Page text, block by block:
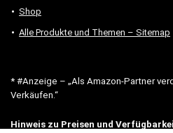
Shop
Alle Produkte und Themen – Sitemap
* #Anzeige – „Als Amazon-Partner
Verkäufen.“
Hinweis zu Preisen und